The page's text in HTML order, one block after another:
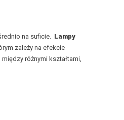
na suficie. Lampy
zależy na efekcie
różnymi kształtami,